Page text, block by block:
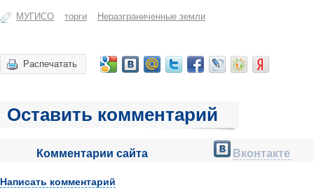
МУГИСО торги Неразграниченные земли
Распечатать
Оставить комментарий
Комментарии сайта Вконтакте
Написать комментарий